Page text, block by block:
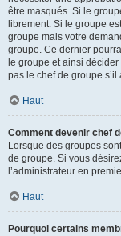
être masqués. Si le
librement. Si le groupe
groupe mais votre
groupe. Ce dernier
le groupe et ainsi décider
pas le chef de groupe
Haut
Comment devenir chef
Lorsque des groupes
de groupe. Si vous
l’administrateur en
Haut
Pourquoi certains